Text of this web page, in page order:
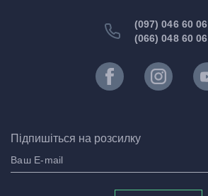
(097) 046 60 06
(066) 048 60 06
Підпишіться на розсилку